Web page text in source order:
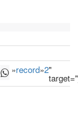
»record»2"